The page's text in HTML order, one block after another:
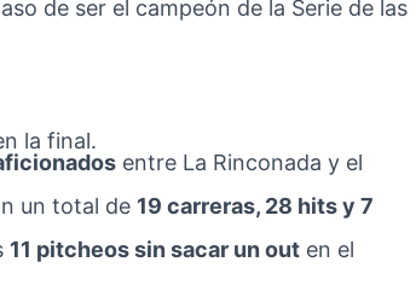
la final.
entre La Rinconada y el
un total de 19 carreras, 28 hits y 7
11 pitcheos sin sacar un out en el